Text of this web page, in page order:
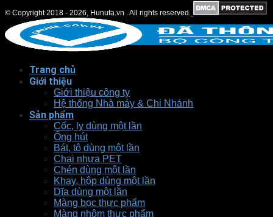
© Copyright 2018 - 2026, Hunufa.vn . All rights reserved.
Trang chủ
Giới thiệu
Giới thiệu công ty
Hệ thống Nhà máy & Chi Nhánh
Sản phẩm
Cốc, ly dùng một lần
Ống hút
Bát, tô dùng một lần
Chai nhựa PET
Chén dùng một lần
Khay, hộp dùng một lần
Dĩa dùng một lần
Màng bọc thực phẩm
Màng nhôm thực phẩm